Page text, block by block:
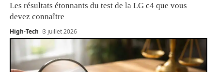
Les résultats étonnants du test de la LG c4 que vous
devez connaître
High-Tech 3 juillet 2026